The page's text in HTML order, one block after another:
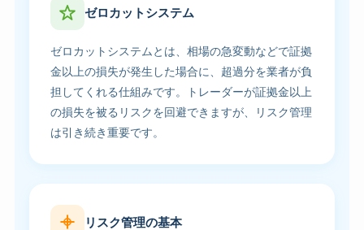
ゼロカットシステム
ゼロカットシステムとは、相場の急変動などで証拠
金以上の損失が発生した場合に、超過分を業者が負
担してくれる仕組みです。トレーダーが証拠金以上
の損失を被るリスクを回避できますが、リスク管理
は引き続き重要です。
リスク管理の基本